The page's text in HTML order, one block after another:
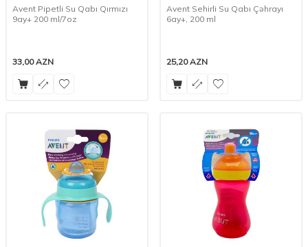
Avent Pipetli Su Qabı Qırmızı
9ay+ 200 ml/7oz
33,00AZN
Avent Sehirli Su Qabı Çəhrayı
6ay+, 200 ml
25,20AZN